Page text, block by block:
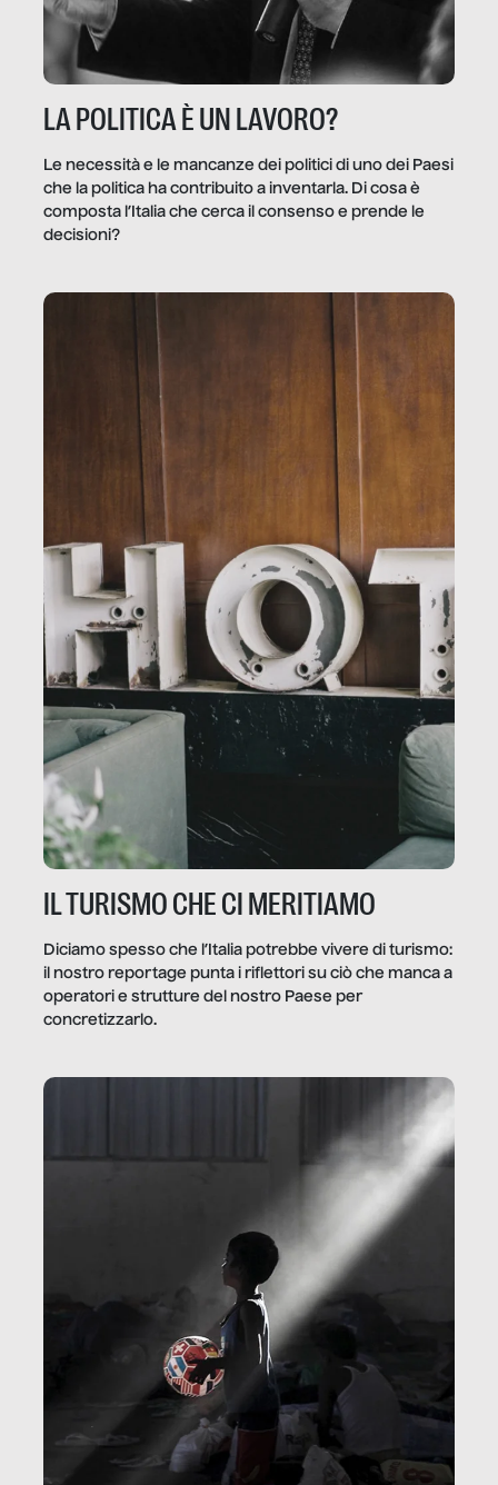
LA POLITICA È UN LAVORO?
Le necessità e le mancanze dei politici di uno dei Paesi
che la politica ha contribuito a inventarla. Di cosa è
composta l’Italia che cerca il consenso e prende le
decisioni?
IL TURISMO CHE CI MERITIAMO
Diciamo spesso che l’Italia potrebbe vivere di turismo:
il nostro reportage punta i riflettori su ciò che manca a
operatori e strutture del nostro Paese per
concretizzarlo.